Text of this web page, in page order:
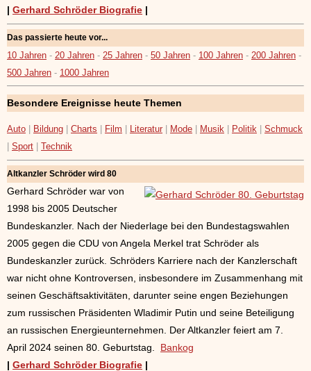
| Gerhard Schröder Biografie |
Das passierte heute vor...
10 Jahren - 20 Jahren - 25 Jahren - 50 Jahren - 100 Jahren - 200 Jahren -
500 Jahren - 1000 Jahren
Besondere Ereignisse heute Themen
Auto | Bildung | Charts | Film | Literatur | Mode | Musik | Politik | Schmuck
| Sport | Technik
Altkanzler Schröder wird 80
Gerhard Schröder war von
1998 bis 2005 Deutscher
Bundeskanzler. Nach der Niederlage bei den Bundestagswahlen
2005 gegen die CDU von Angela Merkel trat Schröder als
Bundeskanzler zurück. Schröders Karriere nach der Kanzlerschaft
war nicht ohne Kontroversen, insbesondere im Zusammenhang mit
seinen Geschäftsaktivitäten, darunter seine engen Beziehungen
zum russischen Präsidenten Wladimir Putin und seine Beteiligung
an russischen Energieunternehmen. Der Altkanzler feiert am 7.
April 2024 seinen 80. Geburtstag. Bankog
| Gerhard Schröder Biografie |